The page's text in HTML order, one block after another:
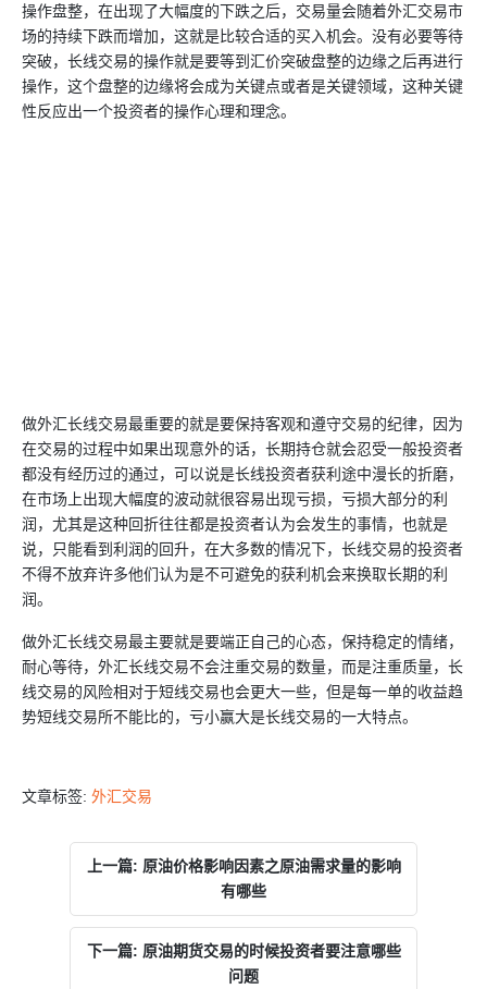
操作盘整，在出现了大幅度的下跌之后，交易量会随着外汇交易市
场的持续下跌而增加，这就是比较合适的买入机会。没有必要等待
突破，长线交易的操作就是要等到汇价突破盘整的边缘之后再进行
操作，这个盘整的边缘将会成为关键点或者是关键领域，这种关键
性反应出一个投资者的操作心理和理念。
做外汇长线交易最重要的就是要保持客观和遵守交易的纪律，因为
在交易的过程中如果出现意外的话，长期持仓就会忍受一般投资者
都没有经历过的通过，可以说是长线投资者获利途中漫长的折磨，
在市场上出现大幅度的波动就很容易出现亏损，亏损大部分的利
润，尤其是这种回折往往都是投资者认为会发生的事情，也就是
说，只能看到利润的回升，在大多数的情况下，长线交易的投资者
不得不放弃许多他们认为是不可避免的获利机会来换取长期的利
润。
做外汇长线交易最主要就是要端正自己的心态，保持稳定的情绪，
耐心等待，外汇长线交易不会注重交易的数量，而是注重质量，长
线交易的风险相对于短线交易也会更大一些，但是每一单的收益趋
势短线交易所不能比的，亏小赢大是长线交易的一大特点。
文章标签: 外汇交易
上一篇: 原油价格影响因素之原油需求量的影响
有哪些
下一篇: 原油期货交易的时候投资者要注意哪些
问题